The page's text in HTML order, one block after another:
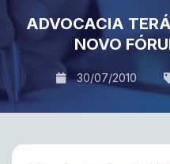
ADVOCACIA
NOVO
30/07/2010